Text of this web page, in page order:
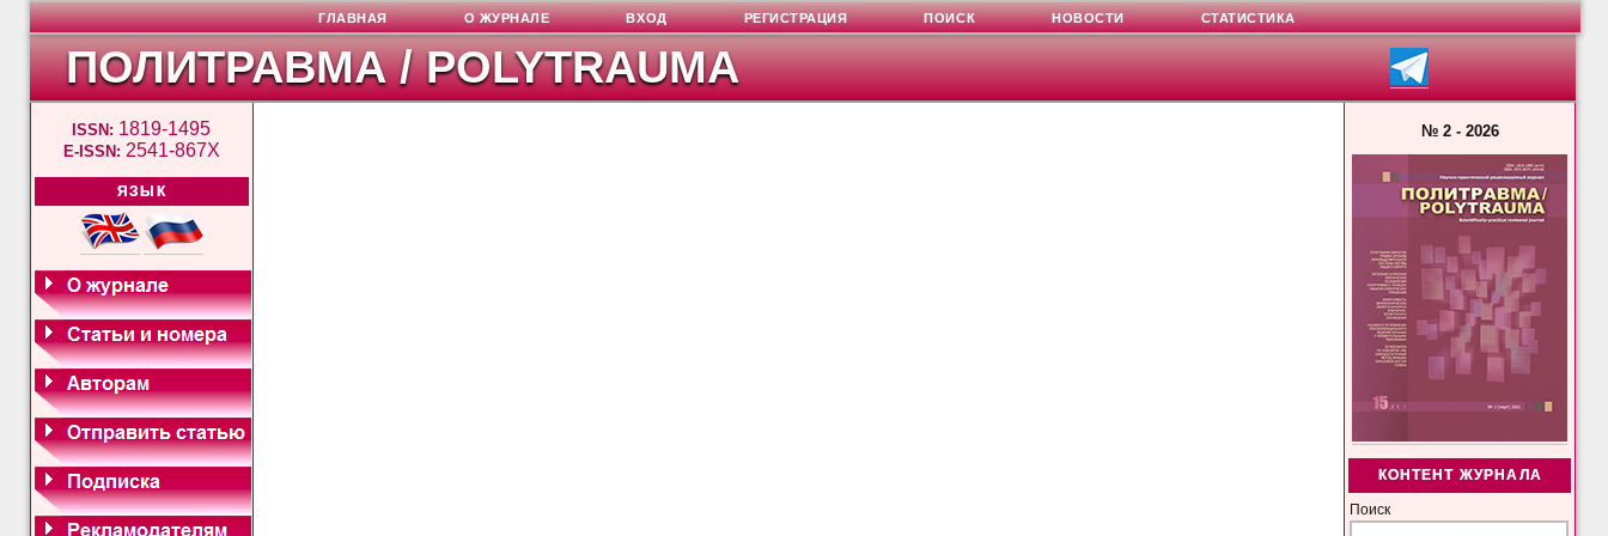
ПОЛИТРАВМА / POLYTRAUMA
ISSN: 1819-1495
E-ISSN: 2541-867X
ЯЗЫК
№ 2 - 2026
КОНТЕНТ ЖУРНАЛА
Поиск
ГЛАВНАЯ О ЖУРНАЛЕ ВХОД РЕГИСТРАЦИЯ ПОИСК НОВОСТИ СТАТИСТИКА